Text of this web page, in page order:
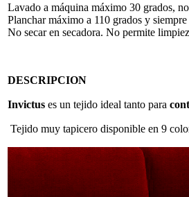
Lavado a máquina máximo 30 grados,
Planchar máximo a 110 grados y
No secar en secadora. No permite
DESCRIPCION
Invictus es un tejido ideal tanto para
Tejido muy tapicero disponible en 9